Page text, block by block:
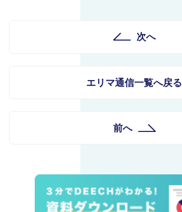
次へ
エリマ通信一覧へ戻る
前へ